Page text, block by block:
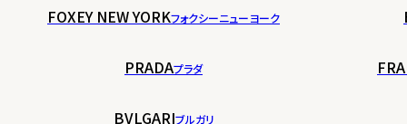
FOXEY NEW YORKフォクシーニューヨーク
PRADAプラダ
BVLGARIブルガリ